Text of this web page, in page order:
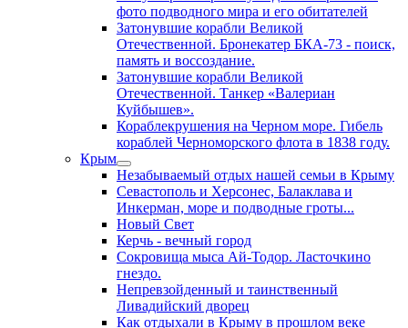
фото подводного мира и его обитателей
Затонувшие корабли Великой
Отечественной. Бронекатер БКА-73 - поиск,
память и воссоздание.
Затонувшие корабли Великой
Отечественной. Танкер «Валериан
Куйбышев».
Кораблекрушения на Черном море. Гибель
кораблей Черноморского флота в 1838 году.
Крым
Незабываемый отдых нашей семьи в Крыму
Севастополь и Херсонес, Балаклава и
Инкерман, море и подводные гроты...
Новый Свет
Керчь - вечный город
Сокровища мыса Ай-Тодор. Ласточкино
гнездо.
Непревзойденный и таинственный
Ливадийский дворец
Как отдыхали в Крыму в прошлом веке